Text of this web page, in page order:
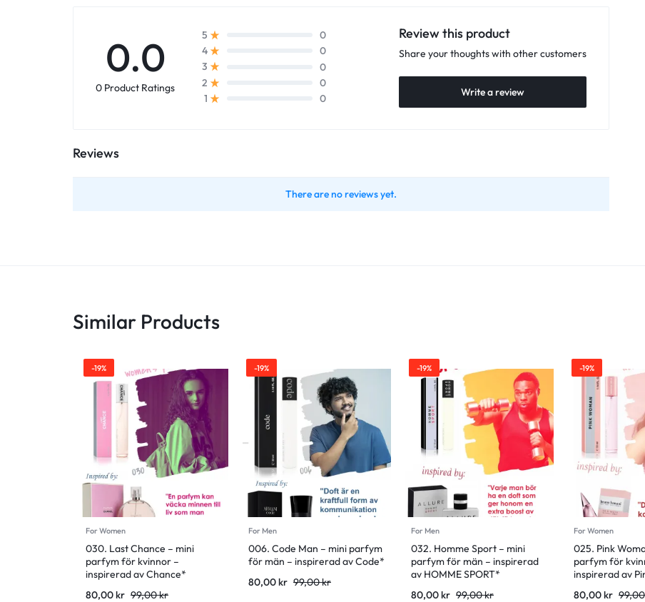
0.0
0 Product Ratings
5
0
4
0
3
0
2
0
1
0
Review this product
Share your thoughts with other customers
Write a review
Reviews
There are no reviews yet.
Similar Products
-19%
For Women
030. Last Chance – mini
parfym för kvinnor –
inspirerad av Chance*
80,00kr 99,00kr
-19%
For Men
006. Code Man – mini parfym
för män – inspirerad av Code*
80,00kr 99,00kr
-19%
For Men
032. Homme Sport – mini
parfym för män – inspirerad
av HOMME SPORT*
80,00kr 99,00kr
-19%
For Women
025. Pink
parfym för
inspirerad av
80,00kr